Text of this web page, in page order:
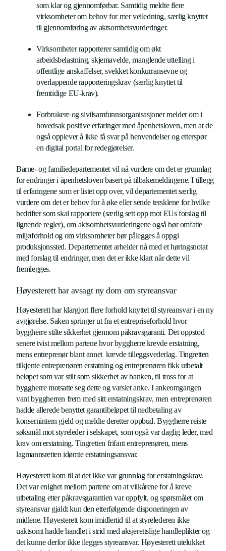
som klar og gjennomførbar. Samtidig meldte flere
virksomheter om behov for mer veiledning, særlig knyttet
til gjennomføring av aktsomhetsvurderinger.
Virksomheter rapporterer samtidig om økt
arbeidsbelastning, skjemavelde, manglende uttelling i
offentlige anskaffelser, svekket konkurransevne og
overlappende rapporteringskrav (særlig knyttet til
fremtidige EU-krav).
Forbrukere og sivilsamfunnsorganisasjoner melder om i
hovedsak positive erfaringer med åpenhetsloven, men at de
også opplever å ikke få svar på henvendelser og etterspør
en digital portal for redegjørelser.
Barne- og familiedepartementet vil nå vurdere om det er grunnlag
for endringer i åpenhetsloven basert på tilbakemeldingene. I tillegg
til erfaringene som er listet opp over, vil departementet særlig
vurdere om det er behov for å øke eller sende tersklene for hvilke
bedrifter som skal rapportere (særlig sett opp mot EUs forslag til
lignende regler), om aktsomhetsvurderingene også bør omfatte
miljøforhold og om virksomheter bør pålegges å oppgi
produksjonssted. Departementet arbeider nå med et høringsnotat
med forslag til endringer, men det er ikke klart når dette vil
fremlegges.
Høyesterett har avsagt ny dom om styreansvar
Høyesterett har klargjort flere forhold knyttet til styreansvar i en ny
avgjørelse. Saken springer ut fra et entrepriseforhold hvor
byggherre stilte sikkerhet gjennom påkravsgaranti. Det oppstod
senere tvist mellom partene hvor byggherre krevde erstatning,
mens entreprenør blant annet krevde tilleggsvederlag. Tingretten
tilkjente entreprenøren erstatning og entreprenøren fikk utbetalt
beløpet som var stilt som sikkerhet av banken, til tross for at
byggherre motsatte seg dette og varslet anke. I ankeomgangen
vant byggherren frem med sitt erstatningskrav, men entreprenøren
hadde allerede benyttet garantibeløpet til nedbetaling av
konsernintern gjeld og meldte deretter oppbud. Byggherre reiste
søksmål mot styreleder i selskapet, som også var daglig leder, med
krav om erstatning. Tingretten frifant entreprenøren, mens
lagmannsretten idømte erstatningsansvar.
Høyesterett kom til at det ikke var grunnlag for erstatningskrav.
Det var enighet mellom partene om at vilkårene for å kreve
utbetaling etter påkravsgarantien var oppfylt, og spørsmålet om
styreansvar gjaldt kun den etterfølgende disponeringen av
midlene. Høyesterett kom imidlertid til at styrelederen ikke
uaktsomt hadde handlet i strid med aksjerettslige handleplikter og
det kunne derfor ikke ilegges styreansvar. Høyesterett utelukket